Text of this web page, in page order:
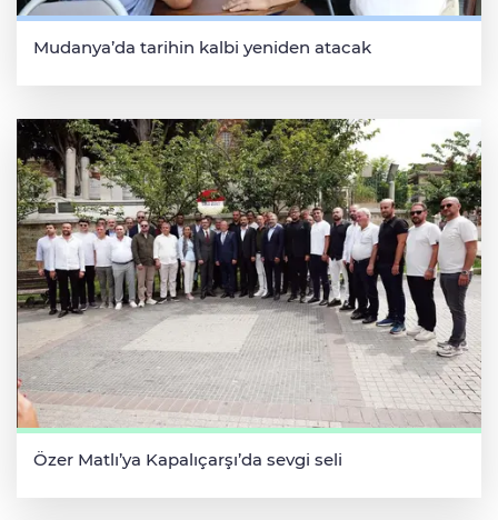
Mudanya’da tarihin kalbi yeniden atacak
Özer Matlı’ya Kapalıçarşı’da sevgi seli